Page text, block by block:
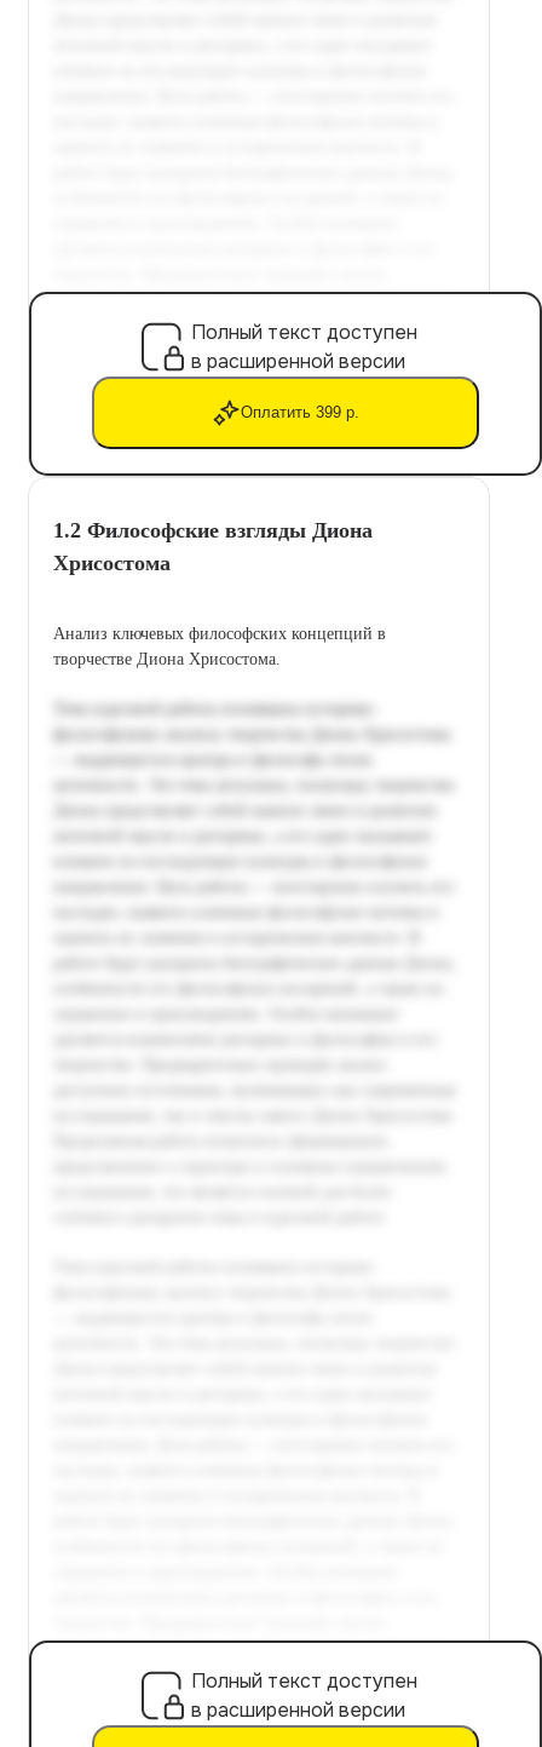
Полный текст доступен
в расширенной версии
Оплатить 399 р.
1.2 Философские взгляды Диона
Хрисостома
Анализ ключевых философских концепций в
творчестве Диона Хрисостома.
Полный текст доступен
в расширенной версии